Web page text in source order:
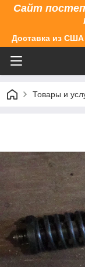
Сайт
Доставка из США
Товары и